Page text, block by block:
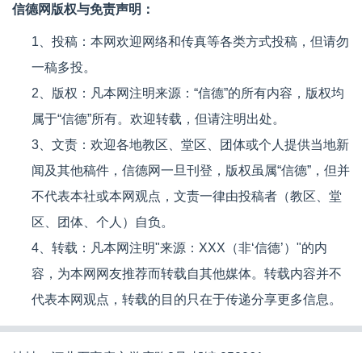
信德网版权与免责声明：
1、投稿：本网欢迎网络和传真等各类方式投稿，但请勿
一稿多投。
2、版权：凡本网注明来源：“信德”的所有内容，版权均
属于“信德”所有。欢迎转载，但请注明出处。
3、文责：欢迎各地教区、堂区、团体或个人提供当地新
闻及其他稿件，信德网一旦刊登，版权虽属“信德”，但并
不代表本社或本网观点，文责一律由投稿者（教区、堂
区、团体、个人）自负。
4、转载：凡本网注明"来源：XXX（非‘信德’）"的内
容，为本网网友推荐而转载自其他媒体。转载内容并不
代表本网观点，转载的目的只在于传递分享更多信息。